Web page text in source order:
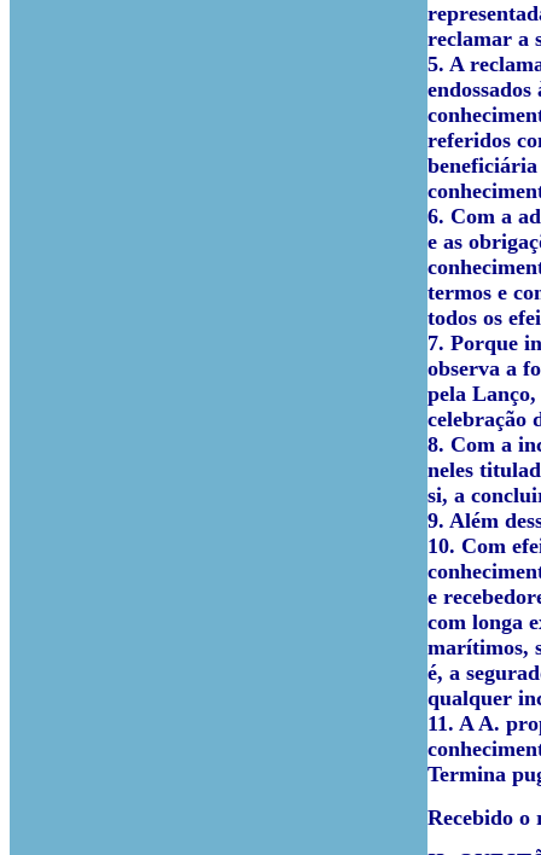
reclamar a
5. A
referidos
6. Com a
e as
termos e
todos os
7. Porque
observa a
pela Lanço,
celebração
8. Com a
neles
si, a
9. Além
10. Com
e
com longa
marítimos,
é, a
qualquer
11. A A.
Termina
Recebido o